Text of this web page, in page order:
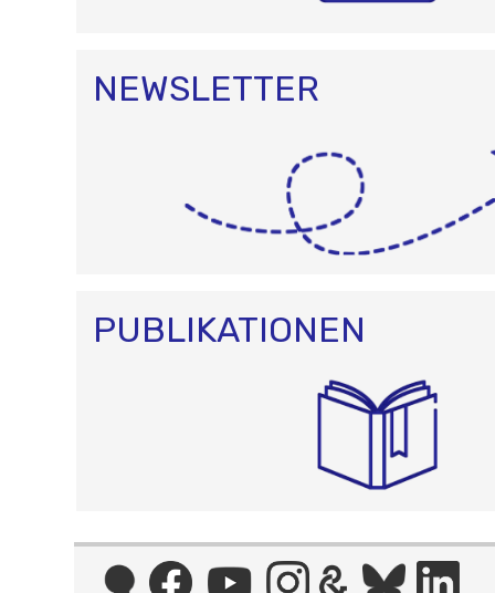
NEWSLETTER
PUBLIKATIONEN